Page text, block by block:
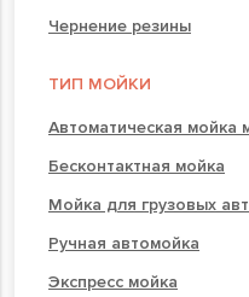
Чернение резины
ТИП МОЙКИ
Автоматическая мойка
Бесконтактная мойка
Мойка для грузовых
Ручная автомойка
Экспресс мойка